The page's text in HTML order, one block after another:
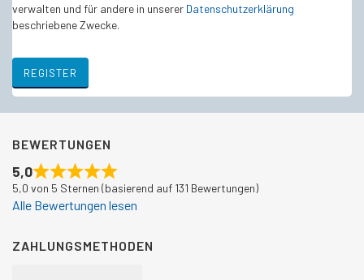
verwalten und für andere in unserer Datenschutzerklärung
beschriebene Zwecke.
REGISTER
BEWERTUNGEN
5,0
5,0 von 5 Sternen (basierend auf 131 Bewertungen)
Alle Bewertungen lesen
ZAHLUNGSMETHODEN